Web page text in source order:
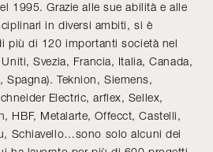
1995. Grazie alle sue abilità e alle
in diversi ambiti, si è
più di 120 importanti società nel
Svezia, Francia, Italia, Canada,
Spagna). Teknion, Siemens,
Electric, arflex, Sellex,
HBF, Metalarte, Offecct, Castelli,
Schiavello…sono solo alcuni dei